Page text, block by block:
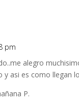
pm
alegro
y asi es como llegan
P.